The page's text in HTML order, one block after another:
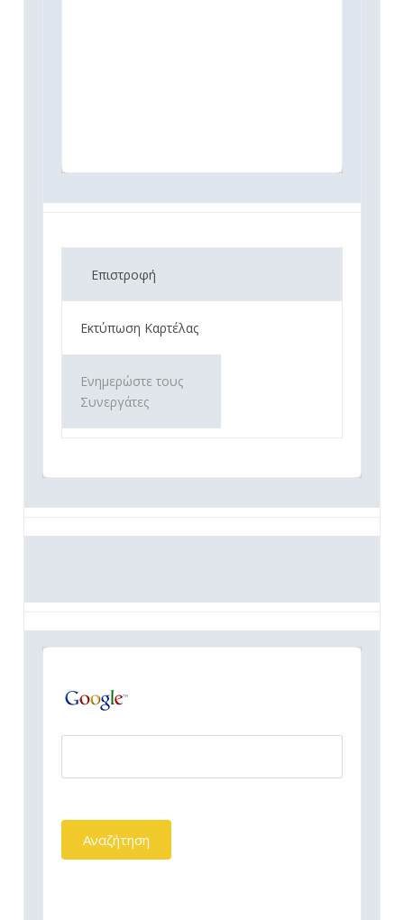
Επιστροφή
Εκτύπωση Καρτέλας
Ενημερώστε τους
Συνεργάτες